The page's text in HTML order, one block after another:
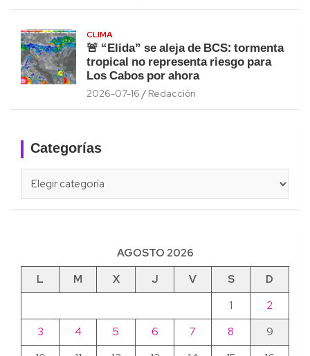
CLIMA
🚨 “Elida” se aleja de BCS: tormenta
tropical no representa riesgo para
Los Cabos por ahora
2026-07-16 Redacción
Categorías
AGOSTO 2026
L
M X J V S
D
1
2
3
4 5 6 7 8
9